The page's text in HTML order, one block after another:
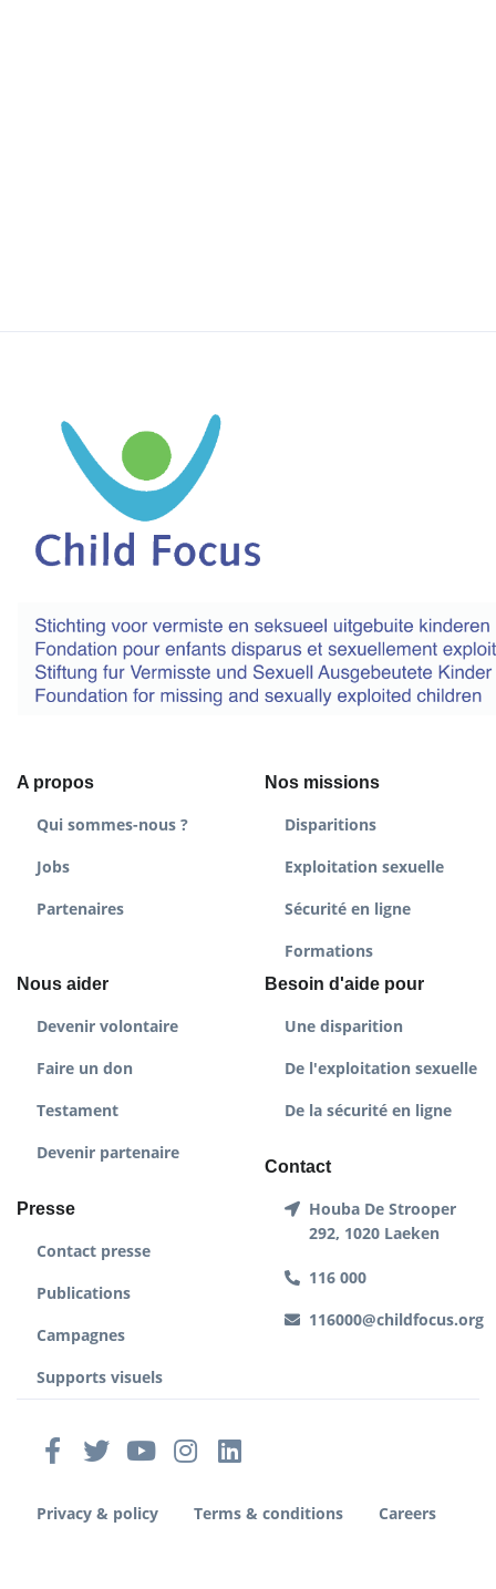
A propos
Qui sommes-nous ?
Jobs
Partenaires
Nos missions
Disparitions
Exploitation sexuelle
Sécurité en ligne
Formations
Nous aider
Devenir volontaire
Faire un don
Testament
Devenir partenaire
Presse
Contact presse
Publications
Campagnes
Supports visuels
Besoin d'aide pour
Une disparition
De l'exploitation sexuelle
De la sécurité en ligne
Contact
Houba De Strooper
292, 1020 Laeken
116 000
116000@childfocus.org
Privacy & policy Terms & conditions Careers